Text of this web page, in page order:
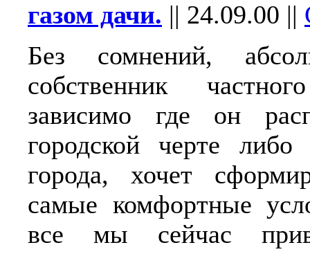
газом дачи. || 24.09.00 ||
Без сомнений,
собственник
зависимо где он
городской черте либо
города, хочет
самые комфортные
все мы сейчас